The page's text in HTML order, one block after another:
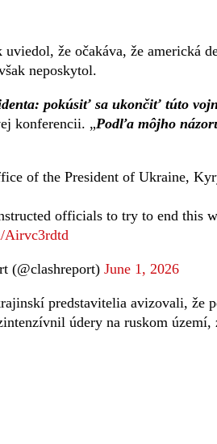
uviedol, že očakáva, že americká
neposkytol.
pokúsiť sa ukončiť túto
konferencii. „Podľa môjho
of the President of Ukraine,
officials to try to end this
Airvc3rdtd
(@clashreport) June 1, 2026
predstavitelia avizovali, že
údery na ruskom území,